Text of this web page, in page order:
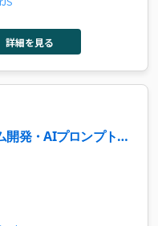
詳細を見る
開発・AIプロンプト検